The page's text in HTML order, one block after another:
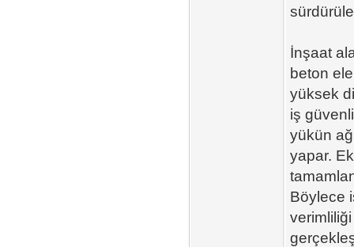
İnşaat
beton
yüksek
iş
yükün
yapar.
Böylece
verimliliği